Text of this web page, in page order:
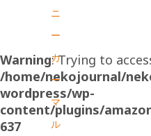
ニ
ー
カ
ー
マ
ル
Warning: Trying to
/home/nekojournal/
wordpress/wp-
content/plugins/
637